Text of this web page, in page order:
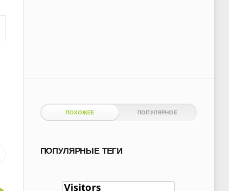
ПОХОЖЕЕ ПОПУЛЯРНОЕ
ПОПУЛЯРНЫЕ ТЕГИ